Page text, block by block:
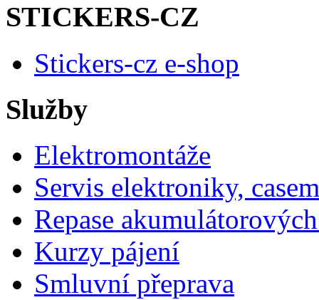
STICKERS-CZ
Stickers-cz e-shop
Služby
Elektromontáže
Servis elektroniky,
Repase
Kurzy pájení
Smluvní přeprava